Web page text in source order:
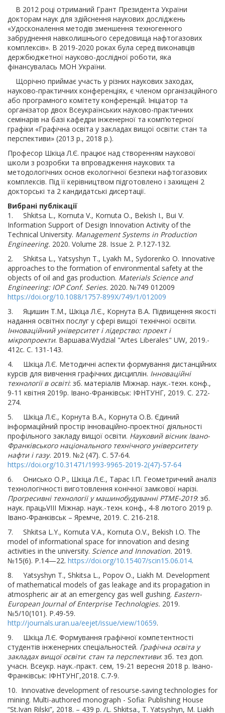
В 2012 році отриманий Грант Президента України
докторам наук для здійснення наукових досліджень
«Удосконалення методів зменшення техногенного
забруднення навколишнього середовища нафтогазових
комплексів». В 2019-2020 роках була серед виконавців
держбюджетної науково-дослідної роботи, яка
фінансувалась МОН України.
Щорічно приймає участь у різних наукових заходах,
науково-практичних конференціях, є членом організаційного
або програмного комітету конференцій. Ініціатор та
організатор двох Всеукраїнських науково-практичних
семінарів на базі кафедри інженерної та комп’ютерної
графіки «Графічна освіта у закладах вищої освіти: стан та
перспективи» (2013 р., 2018 р.).
Професор Шкіца Л.Є. працює над створенням наукової
школи з розробки та впровадження наукових та
методологічних основ екологічної безпеки нафтогазових
комплексів. Під її керівництвом підготовлено і захищені 2
докторські та 2 кандидатські дисертації.
Вибрані публікації
1. Shkitsa L., Kornuta V., Kornuta O., Bekish I., Bui V.
Information Support of Design Innovation Activity of the
Technical University. Management Systems in Production
Engineering. 2020. Volume 28. Issue 2. P.127-132.
2. Shkitsa L., Yatsyshyn T., Lyakh M., Sydorenko O. Innovative
approaches to the formation of environmental safety at the
objects of oil and gas production. Materials Science and
Engineering: IOP Conf. Series. 2020. №749 012009
https://doi.org/10.1088/1757-899X/749/1/012009
3. Яцишин Т.М., Шкіца Л.Є., Корнута В.А. Підвищення якості
надання освітніх послуг у сфері вищої технічної освіти.
Iнновацiйний унiверситет i лiдерство: проект i
мiкропроекти. Варшава:Wydzial "Artes Liberales" UW, 2019.-
412с. C. 131-143.
4. Шкіца Л.Є. Методичні аспекти формування дистанційних
курсів для вивчення графічних дисциплін. Інноваційні
технології в освіті: зб. матеріалів Міжнар. наук.-техн. конф.,
9-11 квітня 2019р. Івано-Франківськ: ІФНТУНГ, 2019. С. 272-
274.
5. Шкіца Л.Є., Корнута В.А., Корнута О.В. Єдиний
інформаційний простір інноваційно-проектної діяльності
профільного закладу вищої освіти. Науковий вісник Івано-
Франківського національного технічного університету
нафти і газу. 2019. №2 (47). C. 57-64.
https://doi.org/10.31471/1993-9965-2019-2(47)-57-64
6. Онисько О.Р., Шкіца Л.Є., Тарас І.П. Геометричний аналіз
технологічності виготовлення конічної замкової нарізі.
Прогресивні технології у машинобудуванні РТМЕ-2019: зб.
наук. працьVIII Міжнар. наук.-техн. конф., 4-8 лютого 2019 р.
Івано-Франківськ – Яремче, 2019. С. 216-218.
7. Shkitsa L.Y., Kornuta V.A., Kornuta O.V., Bekish I.O. The
model of informational space for innovation and desing
activities in the university. Science and Innovation. 2019.
№15(6). P.14—22. https://doi.org/10.15407/scin15.06.014.
8. Yatsyshyn T., Shkitsa L., Popov O., Liakh M. Development
of mathematical models of gas leakage and its propagation in
atmospheric air at an emergency gas well gushing. Eastern-
European Journal of Enterprise Technologies. 2019.
№5/10(101). P.49-59.
http://journals.uran.ua/eejet/issue/view/10659.
9. Шкіца Л.Є. Формування графічної компетентності
студентів інженерних спеціальностей. Графічна освіта у
закладах вищої освіти: стан та перспективи: зб. тез доп.
учасн. Всеукр. наук.-практ. сем, 19-21 вересня 2018 р. Івано-
Франківськ: ІФНТУНГ,2018. С.7-9.
10. Innovative development of resourse-saving technologies for
mining. Multi-authored monograph - Sofia: Publishing House
“St.Ivan Rilski”, 2018. – 439 p. /L. Shkitsa., T. Yatsyshyn, M. Liakh